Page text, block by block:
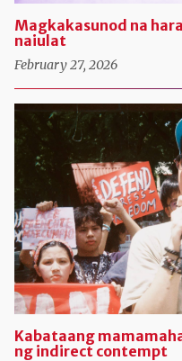
Magkakasunod na
naiulat
February 27, 2026
Kabataang
ng indirect contempt